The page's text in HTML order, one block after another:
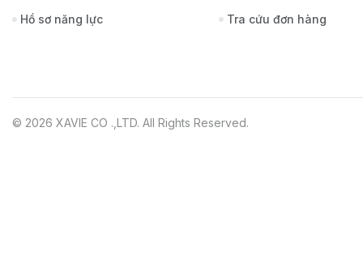
Hồ sơ năng lực
Tra cứu đơn hàng
© 2026 XAVIE CO .,LTD. All Rights Reserved.